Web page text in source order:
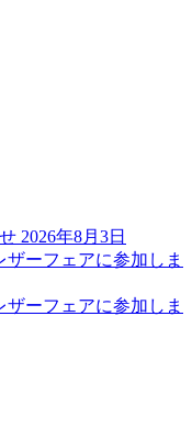
2026年8月3日
ザーフェアに参加しま
ザーフェアに参加しま